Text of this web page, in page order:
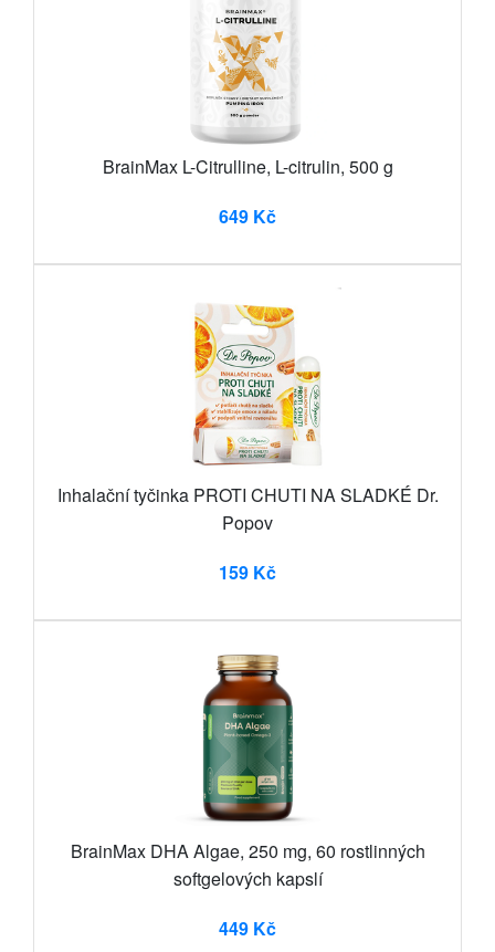
BrainMax L-Citrulline, L-citrulin, 500 g
649 Kč
Inhalační tyčinka PROTI CHUTI NA SLADKÉ Dr.
Popov
159 Kč
BrainMax DHA Algae, 250 mg, 60 rostlinných
softgelových kapslí
449 Kč